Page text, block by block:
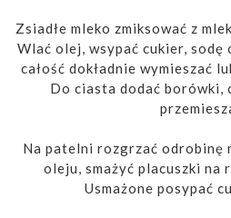
Zsiadłe mleko zmiksować z
Wlać olej, wsypać cukier, sodę
całość dokładnie wymieszać
Do ciasta dodać borówki,
Na patelni rozgrzać odrobinę
oleju, smażyć placuszki na
Usmażone posypać